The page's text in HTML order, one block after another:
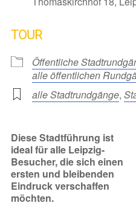
TOUR
Öffentliche
alle öffentlichen
alle Stadtrundgänge,
Diese Stadtführung ist
ideal für alle Leipzig-
Besucher, die sich einen
ersten und bleibenden
Eindruck verschaffen
möchten.